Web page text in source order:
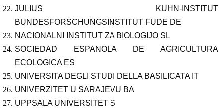
JULIUS KUHN-INSTITUT
BUNDESFORSCHUNGSINSTITUT FUDE DE
NACIONALNI INSTITUT ZA BIOLOGIJO SL
SOCIEDAD ESPANOLA DE AGRICULTURA
ECOLOGICA ES
UNIVERSITA DEGLI STUDI DELLA BASILICATA IT
UNIVERZITET U SARAJEVU BA
UPPSALA UNIVERSITET S